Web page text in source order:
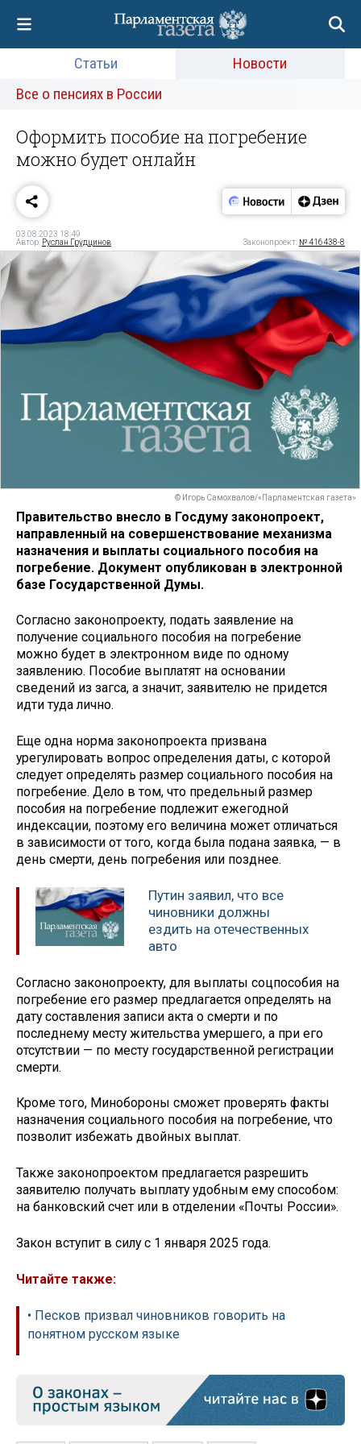
Статьи
Новости
Все о пенсиях в России
Оформить пособие на погребение
можно будет онлайн
03.08.2023 18:49
Автор: Руслан Грудцинов Законопроект: № 416438-8
© Игорь Самохвалов/«Парламентская газета»
Правительство внесло в Госдуму законопроект,
направленный на совершенствование механизма
назначения и выплаты социального пособия на
погребение. Документ опубликован в электронной
базе Государственной Думы.
Согласно законопроекту, подать заявление на
получение социального пособия на погребение
можно будет в электронном виде по одному
заявлению. Пособие выплатят на основании
сведений из загса, а значит, заявителю не придется
идти туда лично.
Еще одна норма законопроекта призвана
урегулировать вопрос определения даты, с которой
следует определять размер социального пособия на
погребение. Дело в том, что предельный размер
пособия на погребение подлежит ежегодной
индексации, поэтому его величина может отличаться
в зависимости от того, когда была подана заявка, — в
день смерти, день погребения или позднее.
Путин заявил, что все
чиновники должны
ездить на отечественных
авто
Согласно законопроекту, для выплаты соцпособия на
погребение его размер предлагается определять на
дату составления записи акта о смерти и по
последнему месту жительства умершего, а при его
отсутствии — по месту государственной регистрации
смерти.
Кроме того, Минобороны сможет проверять факты
назначения социального пособия на погребение, что
позволит избежать двойных выплат.
Также законопроектом предлагается разрешить
заявителю получать выплату удобным ему способом:
на банковский счет или в отделении «Почты России».
Закон вступит в силу с 1 января 2025 года.
Читайте также:
• Песков призвал чиновников говорить на
понятном русском языке